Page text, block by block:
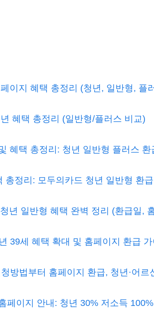
이지 혜택 총정리 (청년, 일반형, 플
혜택 총정리 (일반형/플러스 비교)
혜택 총정리: 청년 일반형 플러스
총정리: 모두의카드 청년 일반형 환
년 일반형 혜택 완벽 정리 (환급일,
39세 혜택 확대 및 홈페이지 환급
방법부터 홈페이지 환급, 청년·어
페이지 안내: 청년 30% 저소득